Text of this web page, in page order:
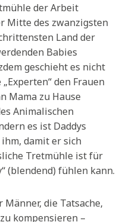
der Arbeit
Mitte des zwanzigsten
Land der
Babies
geschieht es nicht
den Frauen
Mama zu Hause
Animalischen
es ist Daddys
damit er sich
Tretmühle ist für
(blendend) fühlen kann.
die Tatsache,
kompensieren –